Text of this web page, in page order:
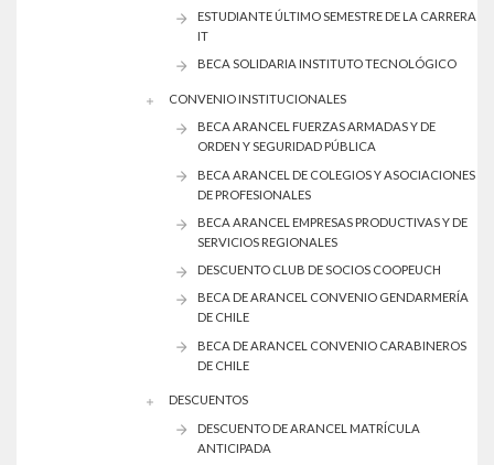
ESTUDIANTE ÚLTIMO SEMESTRE DE LA CARRERA
IT
BECA SOLIDARIA INSTITUTO TECNOLÓGICO
CONVENIO INSTITUCIONALES
BECA ARANCEL FUERZAS ARMADAS Y DE
ORDEN Y SEGURIDAD PÚBLICA
BECA ARANCEL DE COLEGIOS Y ASOCIACIONES
DE PROFESIONALES
BECA ARANCEL EMPRESAS PRODUCTIVAS Y DE
SERVICIOS REGIONALES
DESCUENTO CLUB DE SOCIOS COOPEUCH
BECA DE ARANCEL CONVENIO GENDARMERÍA
DE CHILE
BECA DE ARANCEL CONVENIO CARABINEROS
DE CHILE
DESCUENTOS
DESCUENTO DE ARANCEL MATRÍCULA
ANTICIPADA